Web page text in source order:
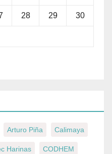
28 29 30
Arturo Piña Calimaya
Harinas CODHEM